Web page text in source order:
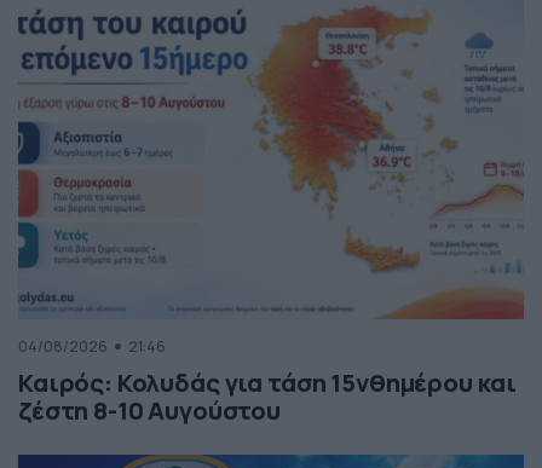
04/08/2026 21:46
Καιρός: Κολυδάς για τάση 15νθημέρου και
ζέστη 8-10 Αυγούστου